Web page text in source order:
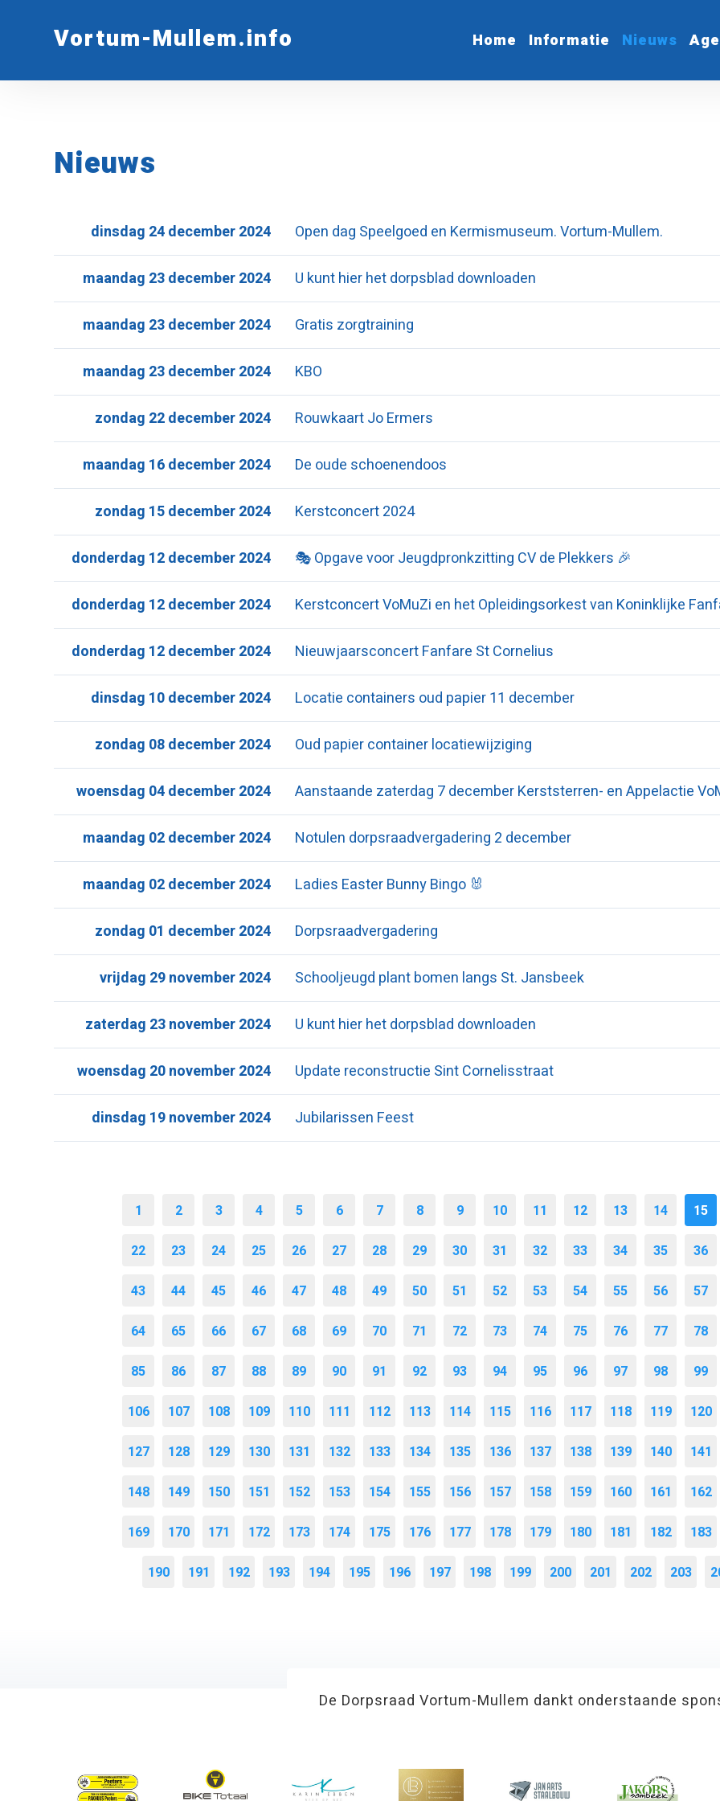
Vortum-Mullem.info Home Informatie Nieuws
Nieuws
Open dag Speelgoed en Kermismuseum. Vortum-Mullem.
dinsdag 24 december 2024
U kunt hier het dorpsblad downloaden
maandag 23 december 2024
Gratis zorgtraining
maandag 23 december 2024
KBO
maandag 23 december 2024
Rouwkaart Jo Ermers
zondag 22 december 2024
De oude schoenendoos
maandag 16 december 2024
Kerstconcert 2024
zondag 15 december 2024
🎭 Opgave voor Jeugdpronkzitting CV de Plekkers 🎉
donderdag 12 december 2024
Kerstconcert VoMuZi en het Opleidingsorkest van Koninklijke
donderdag 12 december 2024
Nieuwjaarsconcert Fanfare St Cornelius
donderdag 12 december 2024
Locatie containers oud papier 11 december
dinsdag 10 december 2024
Oud papier container locatiewijziging
zondag 08 december 2024
Aanstaande zaterdag 7 december Kerststerren- en Appelactie
woensdag 04 december 2024
Notulen dorpsraadvergadering 2 december
maandag 02 december 2024
Ladies Easter Bunny Bingo 🐰
maandag 02 december 2024
Dorpsraadvergadering
zondag 01 december 2024
Schooljeugd plant bomen langs St. Jansbeek
vrijdag 29 november 2024
U kunt hier het dorpsblad downloaden
zaterdag 23 november 2024
Update reconstructie Sint Cornelisstraat
woensdag 20 november 2024
Jubilarissen Feest
dinsdag 19 november 2024
1 2 3 4 5 6 7 8 9 10 11 12 13 14 15
22 23 24 25 26 27 28 29 30 31 32 33 34 35 36
43 44 45 46 47 48 49 50 51 52 53 54 55 56 57
64 65 66 67 68 69 70 71 72 73 74 75 76 77 78
85 86 87 88 89 90 91 92 93 94 95 96 97 98 99
106 107 108 109 110 111 112 113 114 115 116 117 118 119 120
127 128 129 130 131 132 133 134 135 136 137 138 139 140 141
148 149 150 151 152 153 154 155 156 157 158 159 160 161 162
169 170 171 172 173 174 175 176 177 178 179 180 181 182 183
190 191 192 193 194 195 196 197 198 199 200 201 202 203
De Dorpsraad Vortum-Mullem dankt onderstaande